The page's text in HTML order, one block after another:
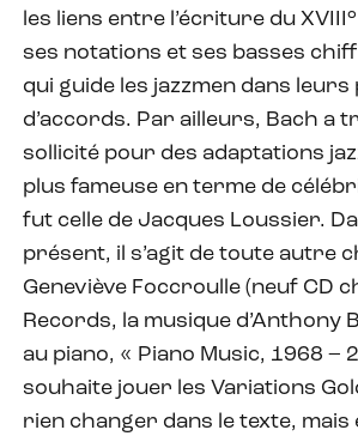
les liens entre l’écriture du
ses notations et ses basses
qui guide les jazzmen dans
d’accords. Par ailleurs, Bach a
sollicité pour des adaptations
plus fameuse en terme de
fut celle de Jacques Loussier.
présent, il s’agit de toute autre
Geneviève Foccroulle (neuf CD
Records, la musique d’Anthony
au piano, « Piano Music, 1968 –
souhaite jouer les Variations
rien changer dans le texte, mais